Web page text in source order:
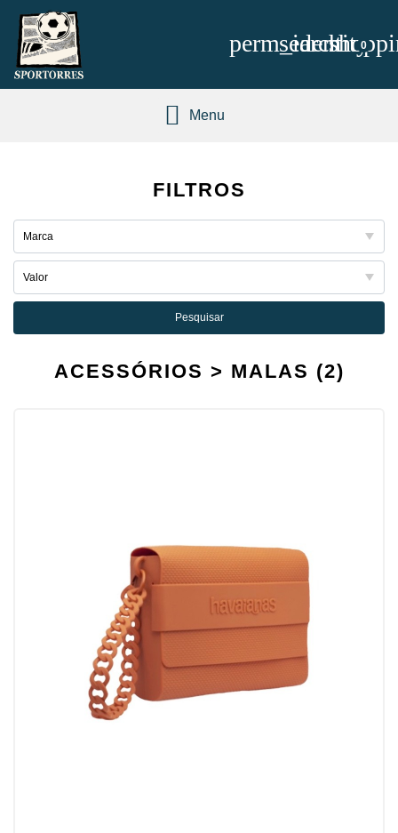
perm_identity
search 0
Menu
FILTROS
Pesquisar
ACESSÓRIOS > MALAS (2)